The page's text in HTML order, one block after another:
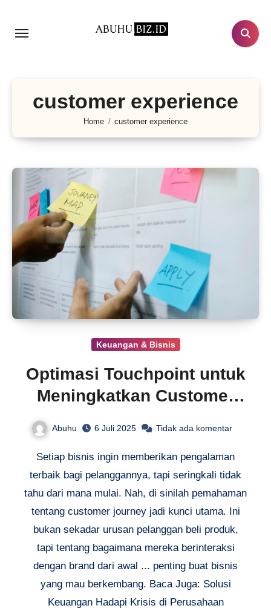
customer experience
Home customer experience
Keuangan & Bisnis
Optimasi Touchpoint untuk
Meningkatkan Customer
Abuhu 6 Juli 2025 Tidak ada komentar
Setiap bisnis ingin memberikan pengalaman
terbaik bagi pelanggannya, tapi seringkali tidak
tahu dari mana mulai. Nah, di sinilah pemahaman
tentang customer journey jadi kunci utama. Ini
bukan sekadar urusan pelanggan beli produk,
tapi tentang bagaimana mereka berinteraksi
dengan brand dari awal ... penting buat bisnis
yang mau berkembang. Baca Juga: Solusi
Keuangan Hadapi Krisis di Perusahaan